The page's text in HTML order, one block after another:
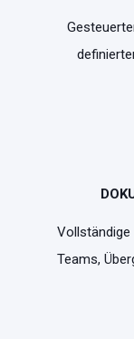
Vollständige
Teams,